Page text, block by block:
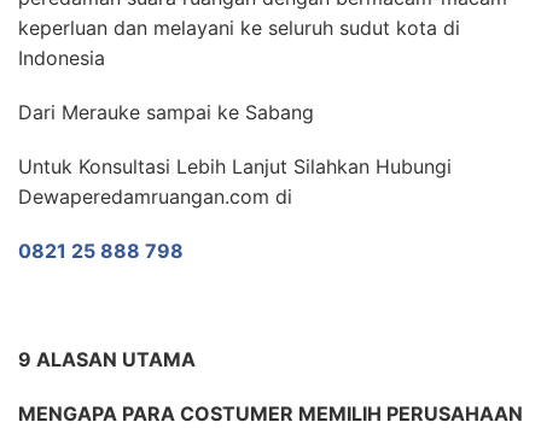
keperluan dan melayani ke seluruh sudut kota di
Indonesia
Dari Merauke sampai ke Sabang
Untuk Konsultasi Lebih Lanjut Silahkan Hubungi
Dewaperedamruangan.com di
0821 25 888 798
9 ALASAN UTAMA
MENGAPA PARA COSTUMER MEMILIH PERUSAHAAN